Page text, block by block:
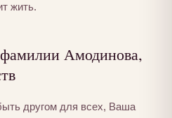
жить.
Амодинова,
другом для всех, Ваша